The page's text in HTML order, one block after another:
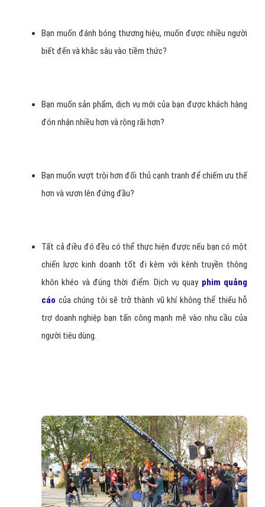
Bạn muốn đánh bóng thương hiệu, muốn được nhiều người
biết đến và khắc sâu vào tiềm thức?
Bạn muốn sản phẩm, dịch vụ mới của bạn được khách hàng
đón nhận nhiều hơn và rộng rãi hơn?
Bạn muốn vượt trội hơn đối thủ cạnh tranh để chiếm ưu thế
hơn và vươn lên đứng đầu?
Tất cả điều đó đều có thể thực hiện được nếu bạn có một
chiến lược kinh doanh tốt đi kèm với kênh truyền thông
khôn khéo và đúng thời điểm. Dịch vụ quay phim quảng
cáo của chúng tôi sẽ trở thành vũ khí không thể thiếu hỗ
trợ doanh nghiệp bạn tấn công mạnh mẽ vào nhu cầu của
người tiêu dùng.